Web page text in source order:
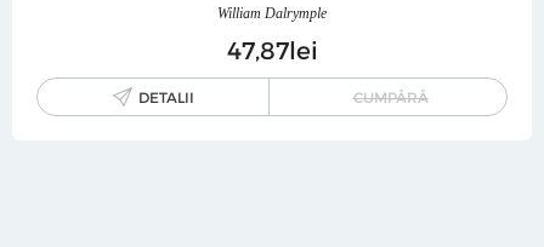
William Dalrymple
4787lei
DETALII CUMPĂRĂ